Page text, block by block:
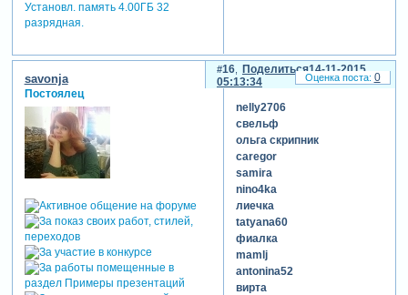
Установл. память 4.00ГБ 32
разрядная.
Поделиться
16
14-11-2015
05:13:34
savonja
Постоялец
nelly2706
свельф
ольга скрипник
caregor
samira
nino4ka
лиечка
tatyana60
фиалка
mamlj
antonina52
вирта
0